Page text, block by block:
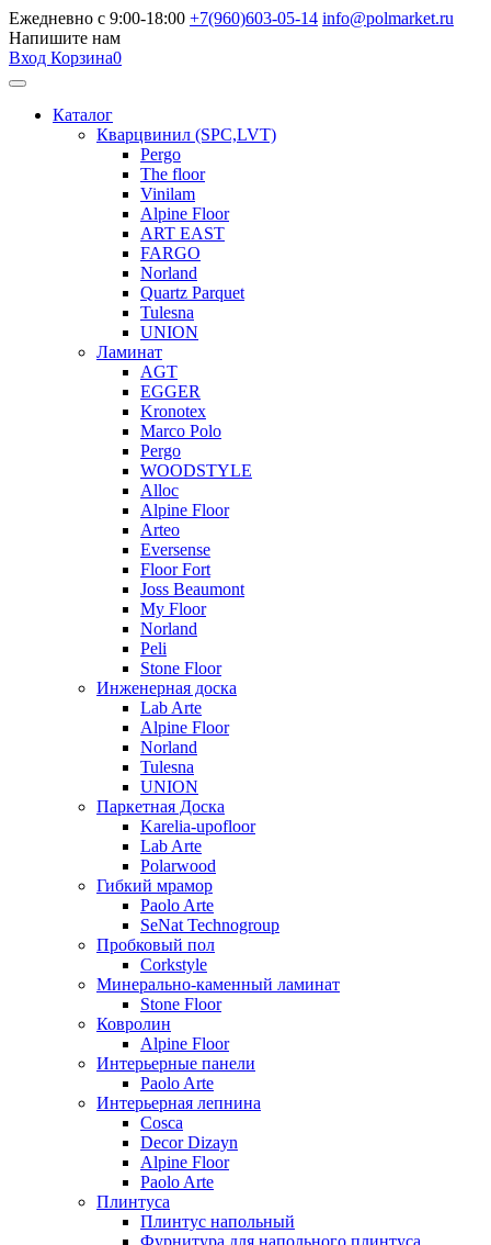
Ежедневно с 9:00-18:00 +7(960)603-05-14 info@polmarket.ru
Напишите нам
Вход Корзина0
Каталог
Кварцвинил (SPC,LVT)
Pergo
The floor
Vinilam
Alpine Floor
ART EAST
FARGO
Norland
Quartz Parquet
Tulesna
UNION
Ламинат
AGT
EGGER
Kronotex
Marco Polo
Pergo
WOODSTYLE
Alloc
Alpine Floor
Arteo
Eversense
Floor Fort
Joss Beaumont
My Floor
Norland
Peli
Stone Floor
Инженерная доска
Lab Arte
Alpine Floor
Norland
Tulesna
UNION
Паркетная Доска
Karelia-upofloor
Lab Arte
Polarwood
Гибкий мрамор
Paolo Arte
SeNat Technogroup
Пробковый пол
Corkstyle
Минерально-каменный ламинат
Stone Floor
Ковролин
Alpine Floor
Интерьерные панели
Paolo Arte
Интерьерная лепнина
Cosca
Decor Dizayn
Alpine Floor
Paolo Arte
Плинтуса
Плинтус напольный
Фурнитура для напольного плинтуса